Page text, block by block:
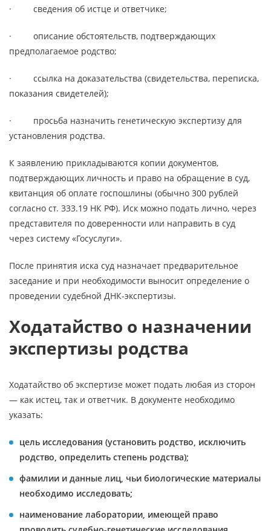
· сведения об истце и ответчике;
· описание обстоятельств, подтверждающих
предполагаемое родство;
· ссылка на доказательства (свидетельства, переписка,
показания свидетелей);
· просьба назначить генетическую экспертизу для
установления родства.
К заявлению прикладываются копии документов,
подтверждающих личность и право на обращение в суд,
квитанция об оплате госпошлины (обычно 300 рублей
согласно ст. 333.19 НК РФ). Иск можно подать лично, через
представителя по доверенности или направить в суд
через систему «Госуслуги».
После принятия иска суд назначает предварительное
заседание и при необходимости выносит определение о
проведении судебной ДНК-экспертизы.
Ходатайство о назначении
экспертизы родства
Ходатайство об экспертизе может подать любая из сторон
— как истец, так и ответчик. В документе необходимо
указать:
цель исследования (установить родство, исключить
родство, определить степень родства);
фамилии и данные лиц, чьи биологические материалы
необходимо исследовать;
наименование лаборатории, имеющей право